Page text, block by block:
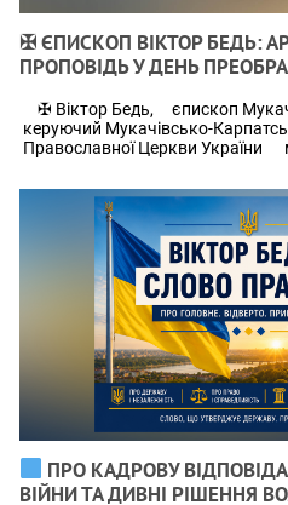
✠ ЄПИСКОП ВІКТОР БЕДЬ:
ПРОПОВІДЬ У ДЕНЬ
✠ Віктор Бедь, єпископ
керуючий Мукачівсько-
Православної Церкви
ПРО КАДРОВУ
ВІЙНИ ТА ДИВНІ РІШЕННЯ